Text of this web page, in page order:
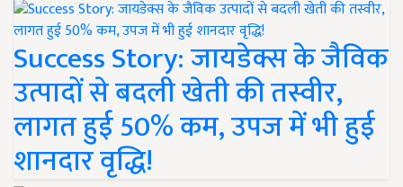
Success Story: जायडेक्स के जैविक
उत्पादों से बदली खेती की तस्वीर,
लागत हुई 50% कम, उपज में भी हुई
शानदार वृद्धि!